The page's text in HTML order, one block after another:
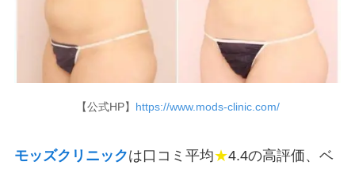
【公式HP】 https://www.mods-clinic.com/
モッズクリニックは口コミ平均★4.4の高評価、ベ